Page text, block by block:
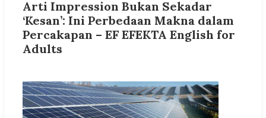
Arti Impression Bukan Sekadar
‘Kesan’: Ini Perbedaan Makna dalam
Percakapan – EF EFEKTA English for
Adults